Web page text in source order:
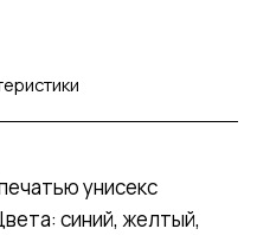
унисекс
синий, желтый,